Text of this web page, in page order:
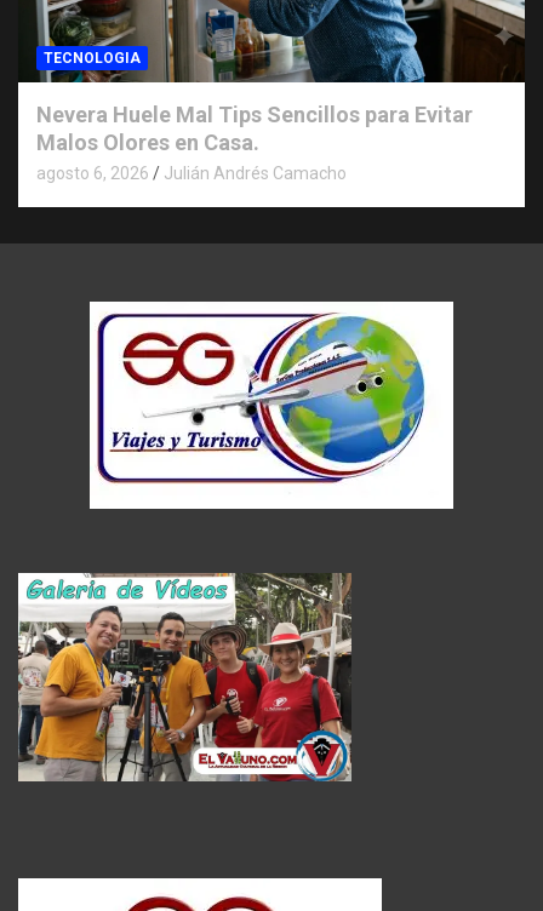
TECNOLOGIA
Nevera Huele Mal Tips Sencillos para Evitar
Malos Olores en Casa.
agosto 6, 2026 Julián Andrés Camacho